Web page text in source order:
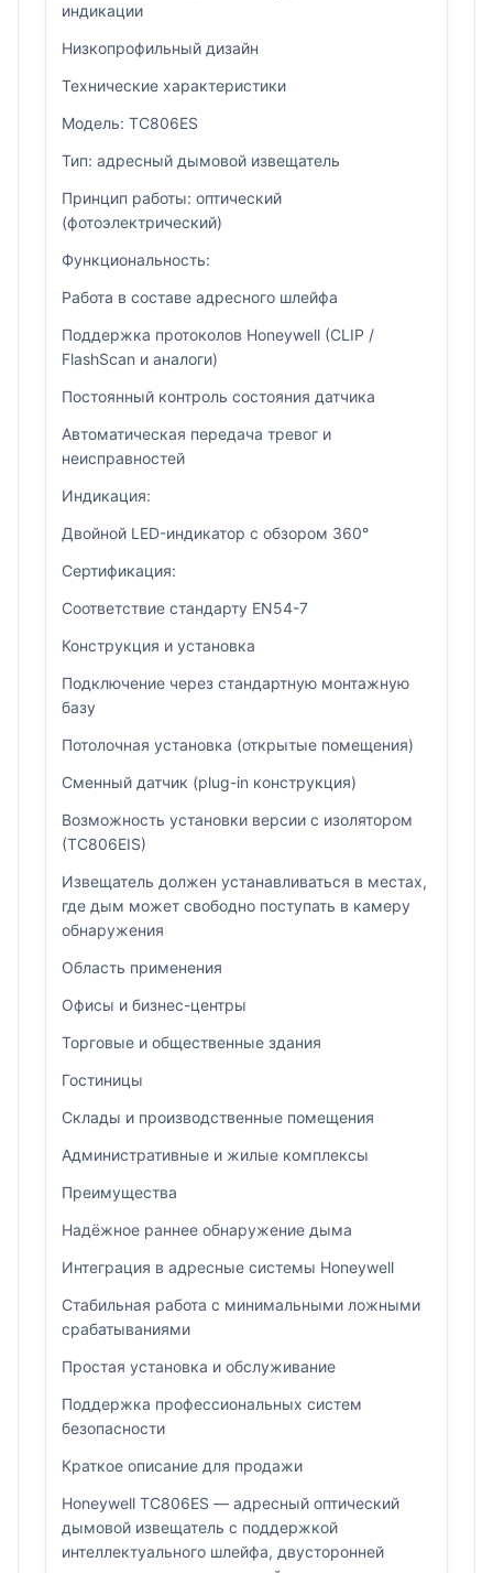
индикации
Низкопрофильный дизайн
Технические характеристики
Модель: TC806ES
Тип: адресный дымовой извещатель
Принцип работы: оптический
(фотоэлектрический)
Функциональность:
Работа в составе адресного шлейфа
Поддержка протоколов Honeywell (CLIP /
FlashScan и аналоги)
Постоянный контроль состояния датчика
Автоматическая передача тревог и
неисправностей
Индикация:
Двойной LED-индикатор с обзором 360°
Сертификация:
Соответствие стандарту EN54-7
Конструкция и установка
Подключение через стандартную монтажную
базу
Потолочная установка (открытые помещения)
Сменный датчик (plug-in конструкция)
Возможность установки версии с изолятором
(TC806EIS)
Извещатель должен устанавливаться в местах,
где дым может свободно поступать в камеру
обнаружения
Область применения
Офисы и бизнес-центры
Торговые и общественные здания
Гостиницы
Склады и производственные помещения
Административные и жилые комплексы
Преимущества
Надёжное раннее обнаружение дыма
Интеграция в адресные системы Honeywell
Стабильная работа с минимальными ложными
срабатываниями
Простая установка и обслуживание
Поддержка профессиональных систем
безопасности
Краткое описание для продажи
Honeywell TC806ES — адресный оптический
дымовой извещатель с поддержкой
интеллектуального шлейфа, двусторонней